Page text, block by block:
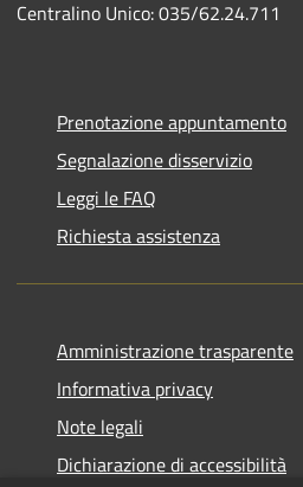
Centralino Unico: 035/62.24.711
Prenotazione appuntamento
Segnalazione disservizio
Leggi le FAQ
Richiesta assistenza
Amministrazione trasparente
Informativa privacy
Note legali
Dichiarazione di accessibilità